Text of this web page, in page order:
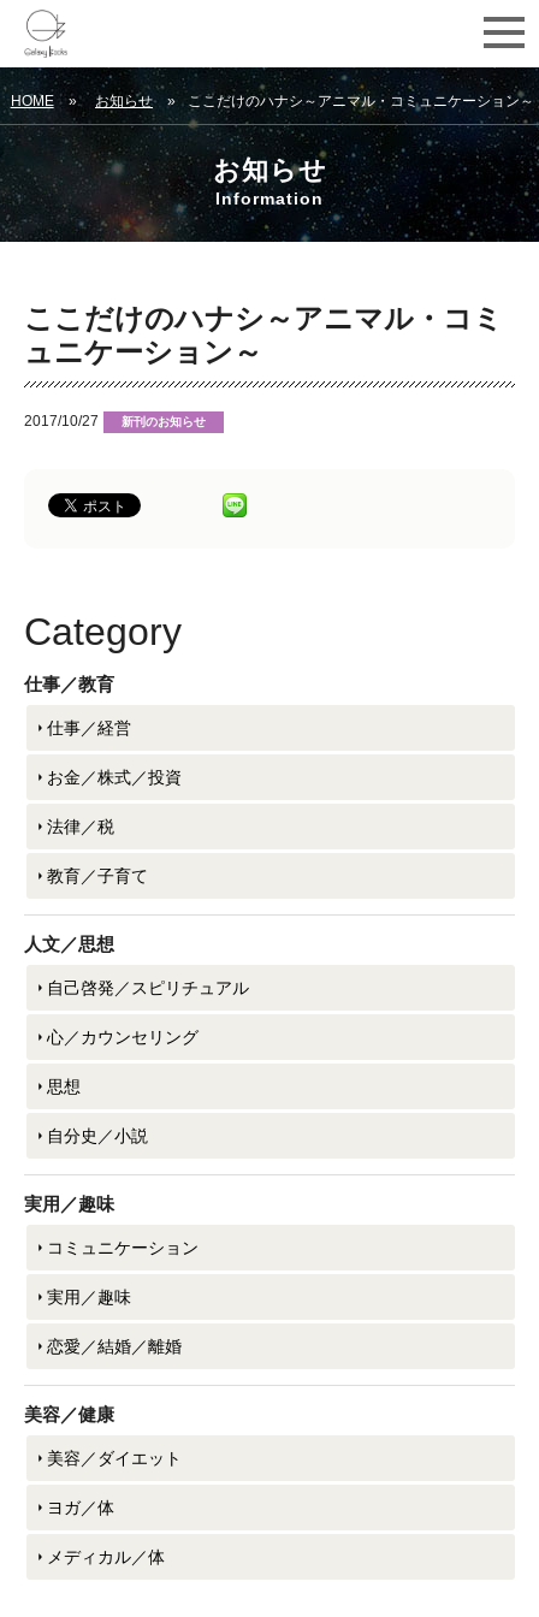
HOME お知らせ ここだけのハナシ～アニマル・コミュニケーション～
お知らせ
Information
ここだけのハナシ～アニマル・コミ
ュニケーション～
2017/10/27 新刊のお知らせ
Category
仕事／教育
仕事／経営
お金／株式／投資
法律／税
教育／子育て
人文／思想
自己啓発／スピリチュアル
心／カウンセリング
思想
自分史／小説
実用／趣味
コミュニケーション
実用／趣味
恋愛／結婚／離婚
美容／健康
美容／ダイエット
ヨガ／体
メディカル／体